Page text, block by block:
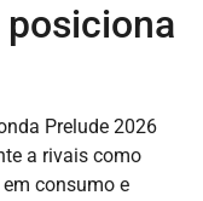
posiciona
Prelude 2026
a rivais como
em consumo e